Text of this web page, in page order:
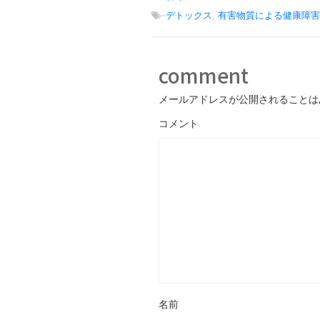
-デトックス, 有害物質による健康障害
comment
メールアドレスが公開されること
コメント
名前